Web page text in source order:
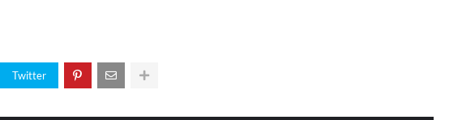
Twitter